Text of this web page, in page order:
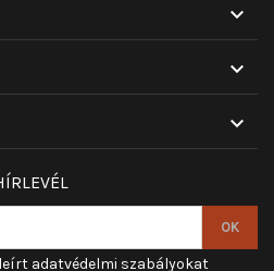



adatvédelmi szabályokat